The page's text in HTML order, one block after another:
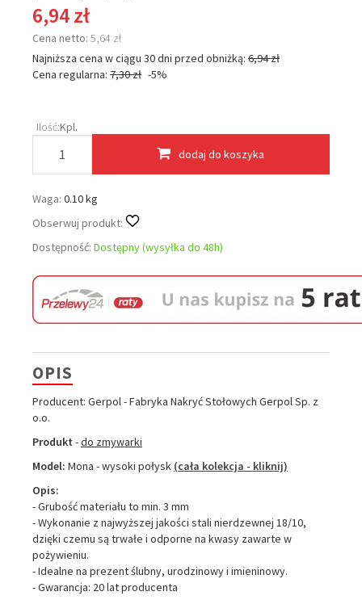
6,94 zł
Cena netto: 5,64 zł
Najniższa cena w ciągu 30 dni przed obniżką: 6,94 zł
Cena regularna: 7,30 zł -5%
Ilość:Kpl.
dodaj do koszyka
Waga: 0.10 kg
Obserwuj produkt:
Dostępność: Dostępny (wysyłka do 48h)
OPIS
Producent: Gerpol - Fabryka Nakryć Stołowych Gerpol Sp. z
o.o.
Produkt -do zmywarki
Model: Mona - wysoki połysk (cała kolekcja - kliknij)
Opis:
- Grubość materiału to min. 3 mm
- Wykonanie z najwyższej jakości stali nierdzewnej 18/10,
dzięki czemu są trwałe i odporne na kwasy zawarte w
pożywieniu.
- Idealne na prezent ślubny, urodzinowy i imieninowy.
- Gwarancja: 20 lat producenta